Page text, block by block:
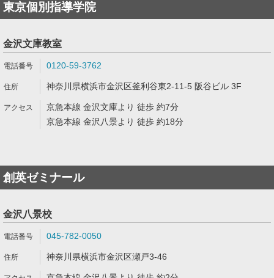
東京個別指導学院
金沢文庫教室
0120-59-3762
神奈川県横浜市金沢区釜利谷東2-11-5 阪谷ビル 3F
京急本線 金沢文庫より 徒歩 約7分
京急本線 金沢八景より 徒歩 約18分
創英ゼミナール
金沢八景校
045-782-0050
神奈川県横浜市金沢区瀬戸3-46